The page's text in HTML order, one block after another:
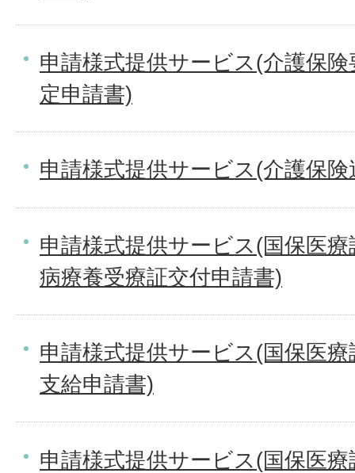
申請様式提供サービス(介護保
定申請書)
申請様式提供サービス(介護保
申請様式提供サービス(国保医
病療養受療証交付申請書)
申請様式提供サービス(国保医
支給申請書)
申請様式提供サービス(国保医